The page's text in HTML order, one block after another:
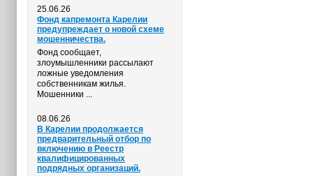
25.06.26
Фонд капремонта Карелии
предупреждает о новой схеме
мошенничества.
Фонд сообщает,
злоумышленники рассылают
ложные уведомления
собственникам жилья.
Мошенники ...
08.06.26
В Карелии продолжается
предварительный отбор по
включению в Реестр
квалифицированных
подрядных организаций.